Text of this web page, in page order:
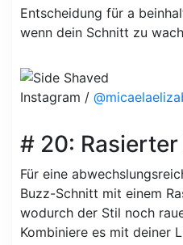
Entscheidung für a
wenn dein Schnitt zu
Instagram /
# 20:
Für eine
Buzz-Schnitt mit einem
wodurch der Stil noch
Kombiniere es mit deiner